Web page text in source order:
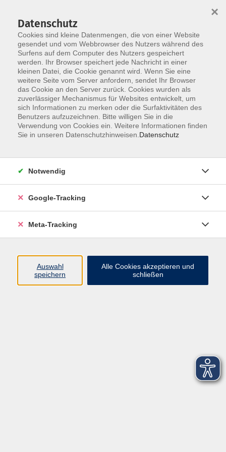
Skip to main content
Der Kurs konnte nicht gefunden werden.
Über uns
Datenschutz
Cookies sind kleine Datenmengen, die von einer Website
gesendet und vom Webbrowser des Nutzers während des
Surfens auf dem Computer des Nutzers gespeichert
werden. Ihr Browser speichert jede Nachricht in einer
kleinen Datei, die Cookie genannt wird. Wenn Sie eine
weitere Seite vom Server anfordern, sendet Ihr Browser
das Cookie an den Server zurück. Cookies wurden als
zuverlässiger Mechanismus für Websites entwickelt, um
sich Informationen zu merken oder die Surfaktivitäten des
Benutzers aufzuzeichnen. Bitte willigen Sie in die
Verwendung von Cookies ein. Weitere Informationen finden
Sie in unseren Datenschutzhinweisen. Datenschutz
×
Notwendig
Google-Tracking
Meta-Tracking
Auswahl
speichern
Alle Cookies akzeptieren und
schließen